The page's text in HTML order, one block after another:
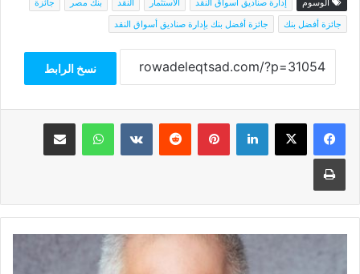
الوسوم إدارة صناديق أسواق النقد الاستثمار النقد بنك مصر
جائزة
جائزة أفضل بنك
جائزة أفضل بنك بإدارة صناديق أسواق النقد
نسخ الرابط
فيسبوك‫X لينكدإن بينتيريست واتساب مشاركة عبر البريد
طباعة